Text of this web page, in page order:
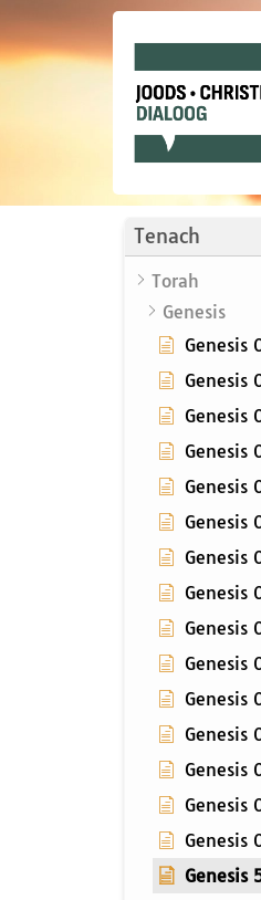
Tenach
Torah
Genesis
Genesis
Genesis
Genesis
Genesis
Genesis
Genesis
Genesis
Genesis
Genesis
Genesis
Genesis
Genesis
Genesis
Genesis
Genesis
Genesis